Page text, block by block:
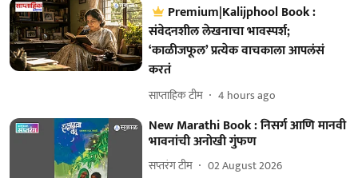
Premium|Kalijphool Book :
संवेदनशील लेखनाचा भावस्पर्श;
‘काळीजफूल’ प्रत्येक वाचकाला आपलंसं
करतं
साप्ताहिक टीम 4 hours ago
New Marathi Book : निसर्ग आणि मानवी
भावनांची अनोखी गुंफण
सप्तरंग टीम 02 August 2026